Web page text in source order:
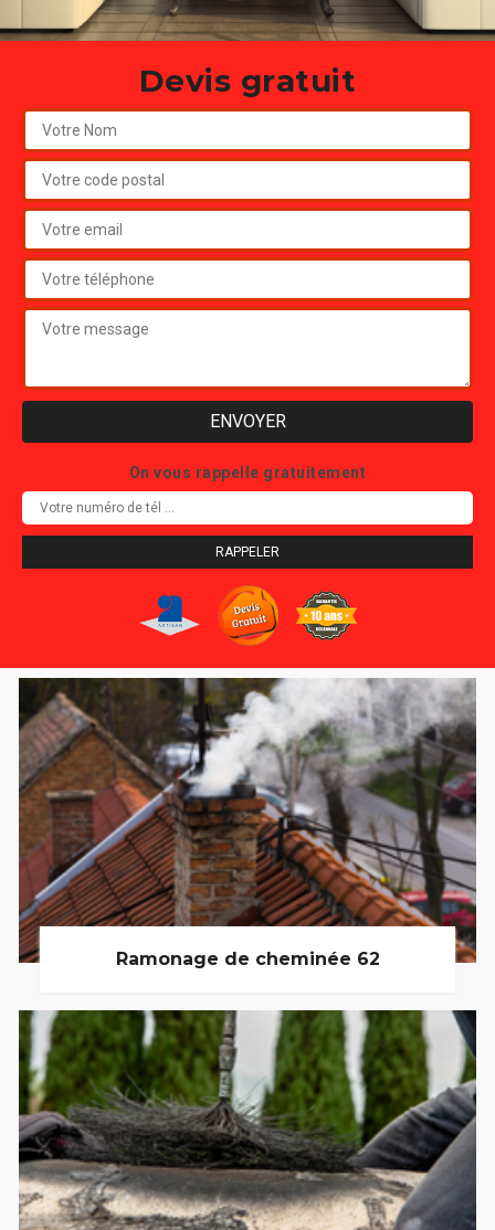
Devis gratuit
On vous rappelle gratuitement
Ramonage de cheminée 62